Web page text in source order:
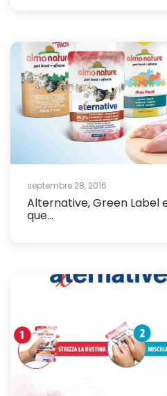
septembre 28, 2016
Alternative, Green Label
que...